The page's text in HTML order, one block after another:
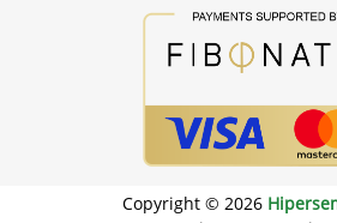
Copyright © 2026